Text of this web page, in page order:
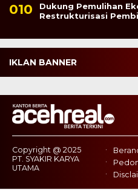
Dukung Pemulihan
Restrukturisasi
IKLAN BANNER
Copyright @ 2025
PT. SYAKIR KARYA
UTAMA